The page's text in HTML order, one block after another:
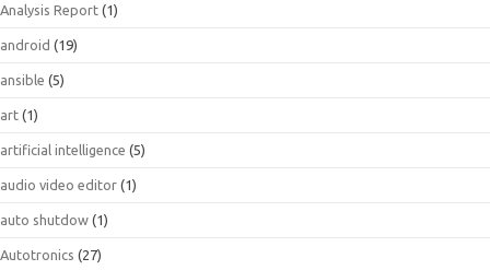
Analysis Report (1)
android (19)
ansible (5)
art (1)
artificial intelligence (5)
audio video editor (1)
auto shutdow (1)
Autotronics (27)